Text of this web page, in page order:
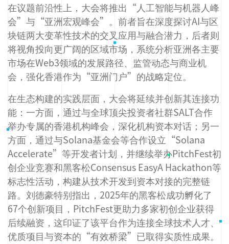
在议题前沿性上，大会将推出“人工智能与机器人峰
会”与“亚洲宏观峰会”。前者旨在深度探讨AI与区
块链两大变革性技术的交叉应用与融合潜力，后者则
将视角投向更广阔的区域市场，系统分析亚洲各主要
市场在Web3领域的发展路径、监管动态与商业机
会，强化香港作为“亚洲门户”的战略定位。
在生态构建的实践层面，大会将延续并创新其连接功
能：一方面，通过与全球顶尖投资者社群SALT合作
举办专属的香港机构峰会，深化机构资本对话；另一
方面，通过与Solana基金会等合作设立“Solana
Accelerate”等开发者计划，并继续举办PitchFest初
创企业竞赛和黑客松Consensus EasyA Hackathon等
标志性活动，构建从技术开发到资本对接的完整链
路。刘德豪特别指出，2025年的黑客松成功孵化了
67个创新项目，PitchFest更助力多家初创企业获得
后续融资，这印证了该平台作为连接全球技术人才、
优质项目与资本的“有效桥梁”已取得实质性成果。